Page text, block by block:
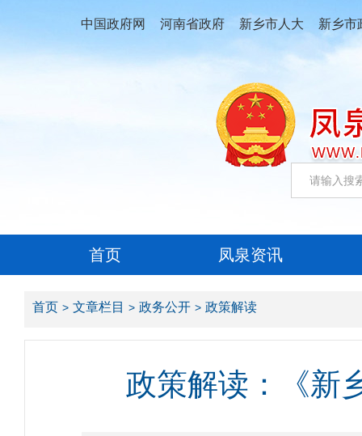
中国政府网 河南省政府 新乡市人大 新乡市
首页 凤泉资讯
首页 文章栏目 政务公开 政策解读
政策解读：《新